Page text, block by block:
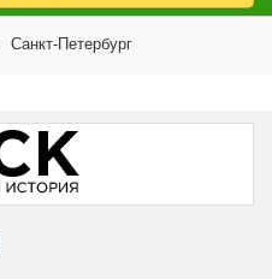
Санкт-Петербург